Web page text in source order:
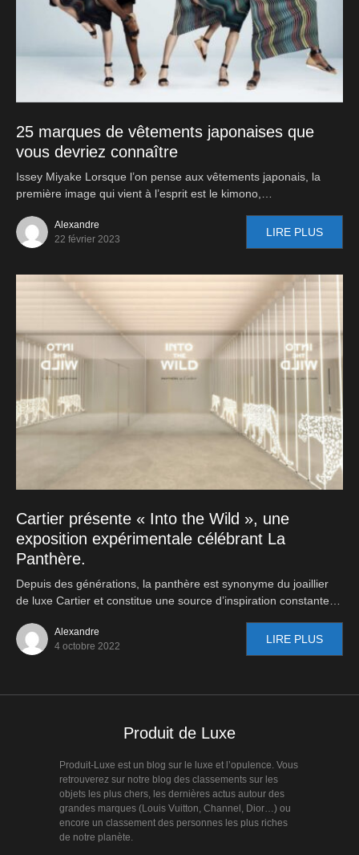
25 marques de vêtements japonaises que
vous devriez connaître
Issey Miyake Lorsque l’on pense aux vêtements japonais, la
première image qui vient à l’esprit est le kimono,…
Alexandre
22 février 2023
LIRE PLUS
Cartier présente « Into the Wild », une
exposition expérimentale célébrant La
Panthère.
Depuis des générations, la panthère est synonyme du joaillier
de luxe Cartier et constitue une source d’inspiration constante…
Alexandre
4 octobre 2022
LIRE PLUS
Produit de Luxe
Produit-Luxe est un blog sur le luxe et l’opulence. Vous
retrouverez sur notre blog des classements sur les
objets les plus chers, les dernières actus autour des
grandes marques (Louis Vuitton, Channel, Dior…) ou
encore un classement des personnes les plus riches
de notre planète.